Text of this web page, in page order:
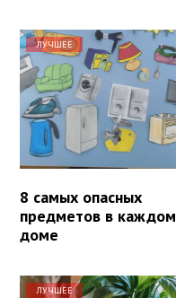
ЛУЧШЕЕ
8 самых опасных
предметов в каждом
доме
ЛУЧШЕЕ